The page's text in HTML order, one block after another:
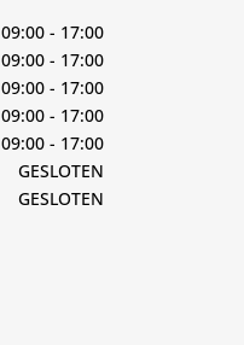
09:00 - 17:00
09:00 - 17:00
09:00 - 17:00
09:00 - 17:00
09:00 - 17:00
GESLOTEN
GESLOTEN